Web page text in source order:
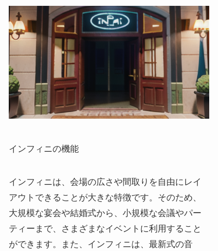
インフィニの機能
インフィニは、会場の広さや間取りを自由にレイ
アウトできることが大きな特徴です。そのため、
大規模な宴会や結婚式から、小規模な会議やパー
ティーまで、さまざまなイベントに利用すること
ができます。また、インフィニは、最新式の音